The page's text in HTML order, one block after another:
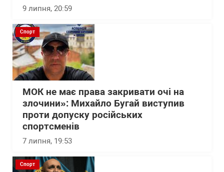
9 липня, 20:59
Спорт
МОК не має права закривати очі на
злочини»: Михайло Бугай виступив
проти допуску російських
спортсменів
7 липня, 19:53
Спорт